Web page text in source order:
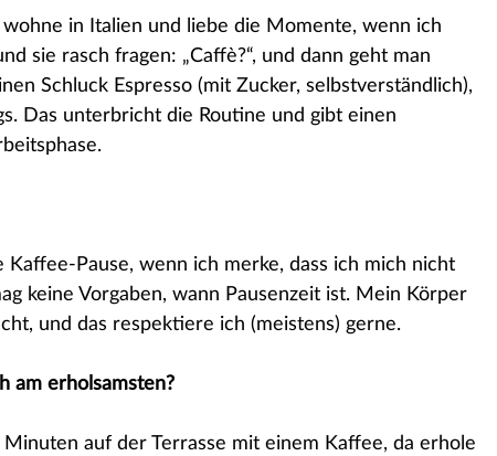
wohne in Italien und liebe die Momente, wenn ich
sie rasch fragen: „Caffè?“, und dann geht man
Schluck Espresso (mit Zucker, selbstverständlich),
Das unterbricht die Routine und gibt einen
Pause, wenn ich merke, dass ich mich nicht
keine Vorgaben, wann Pausenzeit ist. Mein Körper
und das respektiere ich (meistens) gerne.
am erholsamsten?
auf der Terrasse mit einem Kaffee, da erhole